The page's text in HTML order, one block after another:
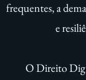
frequentes, a
e
O Direito